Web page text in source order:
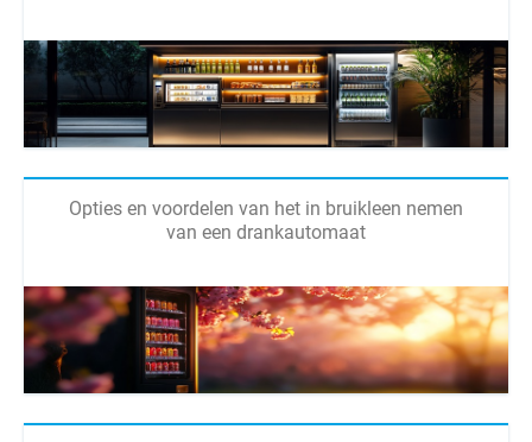
Opties en voordelen van het in bruikleen nemen
van een drankautomaat